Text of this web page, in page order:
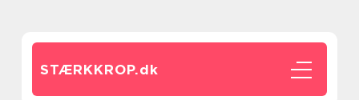
STÆRKKROP.dk